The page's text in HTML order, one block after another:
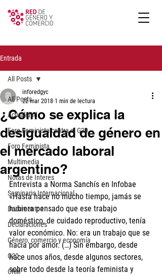
Entrada
All Posts
Actualidad
Foro Feminista contra el G20
Foro Feminista
Multimedia
Notas de Interes
Seminario Internacional
Documentos
Declaraciones
Género, comercio y economía
G20
CRM
All Posts
¿Cómo se explica la
desigualdad de género en
el mercado laboral
argentino?
inforedgyc
22 mar 2018 1 min de lectura
Entrevista a Norma Sanchís en Infobae
«Hasta hace no mucho tiempo, jamás se
hubiera pensado que ese trabajo
doméstico, de cuidado reproductivo, tenía
valor económico. No: era un trabajo que se
hacía por amor. (…) Sin embargo, desde
hace unos años, desde algunos sectores,
sobre todo desde la teoría feminista y